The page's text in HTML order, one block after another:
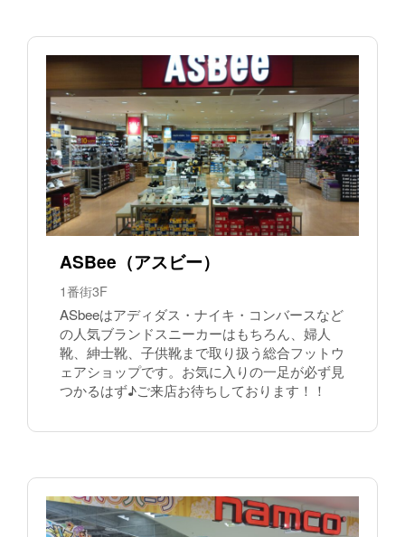
ASBee（アスビー）
1番街3F
ASbeeはアディダス・ナイキ・コンバースなど
の人気ブランドスニーカーはもちろん、婦人
靴、紳士靴、子供靴まで取り扱う総合フットウ
ェアショップです。お気に入りの一足が必ず見
つかるはず♪ご来店お待ちしております！！